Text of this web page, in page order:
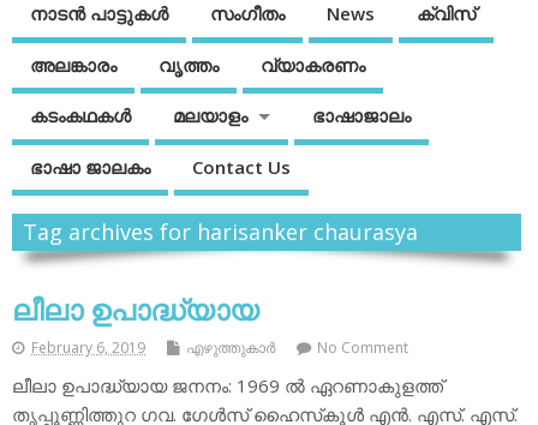
നാടന്‍ പാട്ടുകള്‍ സംഗീതം News ക്വിസ്
അലങ്കാരം വൃത്തം വ്യാകരണം
കടംകഥകള്‍ മലയാളം ഭാഷാജാലം
ഭാഷാ ജാലകം Contact Us
Tag archives for harisanker chaurasya
ലീലാ ഉപാദ്ധ്യായ
February 6, 2019 എഴുത്തുകാര്‍ No Comment
ലീലാ ഉപാദ്ധ്യായ ജനനം: 1969 ല്‍ ഏറണാകുളത്ത്
തൃപ്പൂണ്ണിത്തുറ ഗവ. ഗേള്‍സ് ഹൈസ്‌കൂള്‍ എന്‍. എസ്. എസ്.